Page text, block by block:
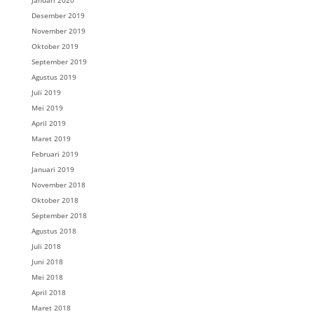
Desember 2019
November 2019
Oktober 2019
September 2019
Agustus 2019
Juli 2019
Mei 2019
April 2019
Maret 2019
Februari 2019
Januari 2019
November 2018
Oktober 2018
September 2018
Agustus 2018
Juli 2018
Juni 2018
Mei 2018
April 2018
Maret 2018